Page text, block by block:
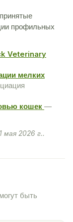
профильных
Veterinary
мелких
кошек —
мая 2026 г..
быть